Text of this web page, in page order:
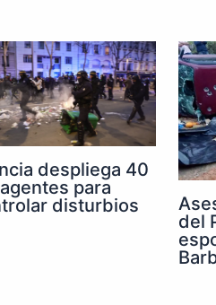
despliega 40
para
disturbios
del